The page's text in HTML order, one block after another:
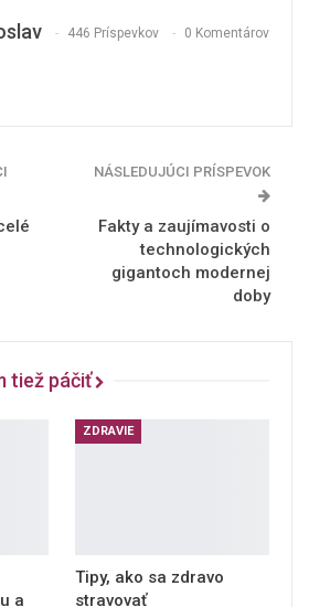
446 Príspevkov 0 Komentárov
NÁSLEDUJÚCI PRÍSPEVOK
Fakty a zaujímavosti o
technologických
gigantoch modernej
doby
tiež páčiť
a
ZDRAVIE
Tipy, ako sa zdravo
stravovať